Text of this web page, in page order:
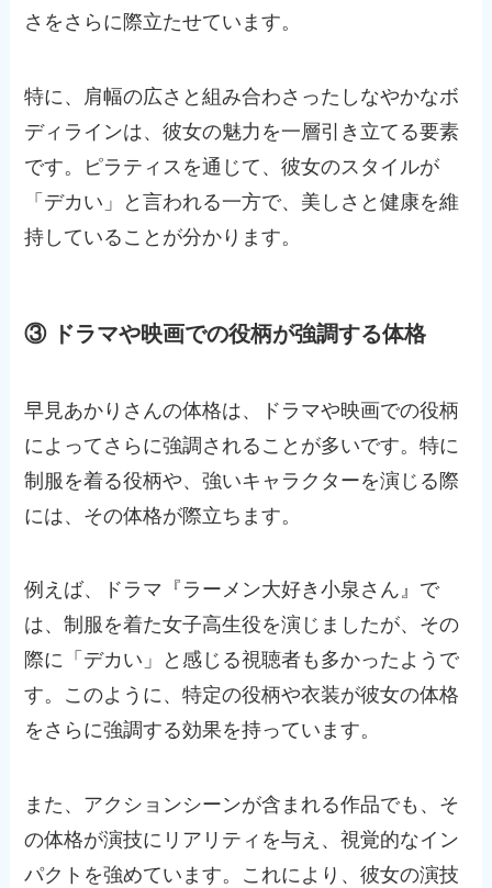
さをさらに際立たせています。
特に、肩幅の広さと組み合わさったしなやかなボ
ディラインは、彼女の魅力を一層引き立てる要素
です。ピラティスを通じて、彼女のスタイルが
「デカい」と言われる一方で、美しさと健康を維
持していることが分かります。
③ ドラマや映画での役柄が強調する体格
早見あかりさんの体格は、ドラマや映画での役柄
によってさらに強調されることが多いです。特に
制服を着る役柄や、強いキャラクターを演じる際
には、その体格が際立ちます。
例えば、ドラマ『ラーメン大好き小泉さん』で
は、制服を着た女子高生役を演じましたが、その
際に「デカい」と感じる視聴者も多かったようで
す。このように、特定の役柄や衣装が彼女の体格
をさらに強調する効果を持っています。
また、アクションシーンが含まれる作品でも、そ
の体格が演技にリアリティを与え、視覚的なイン
パクトを強めています。これにより、彼女の演技